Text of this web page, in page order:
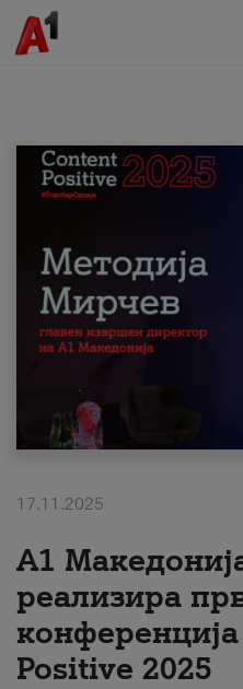
МК EN
Приватни
Поддршка
Надополни кредит
#ПодобарОнлајн
17.11.2025
А1
реализира
Positive 2025